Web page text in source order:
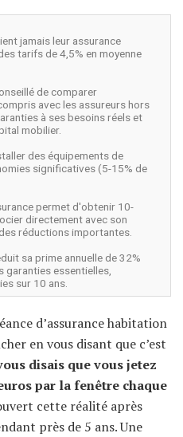
jamais leur assurance
tarifs de 4,5% en moyenne
de comparer
avec les assureurs hors
à ses besoins réels et
mobilier.
des équipements de
significatives (5-15% de
permet d'obtenir 10-
directement avec son
réductions importantes.
sa prime annuelle de 32%
essentielles,
sur 10 ans.
d’assurance habitation
en vous disant que c’est
disais que vous jetez
par la fenêtre chaque
cette réalité après
près de 5 ans. Une